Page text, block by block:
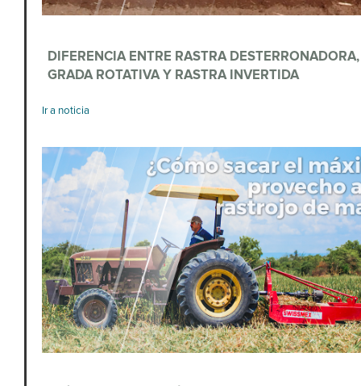
DIFERENCIA ENTRE RASTRA DESTERRONADORA,
GRADA ROTATIVA Y RASTRA INVERTIDA
Ir a noticia